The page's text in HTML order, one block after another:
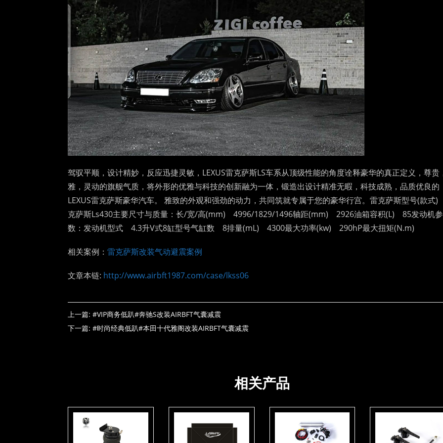
驾驭平顺，设计精妙，反应迅捷灵敏，LEXUS雷克萨斯LS车系从顶级性能的角度诠释豪华的真正定义，尊贵
雅，灵动的旗舰气质，将外形的优雅与科技的创新融为一体，锻造出设计精准无暇，科技成熟，品质优良的
LEXUS雷克萨斯豪华汽车。 雅致的外观和强劲的动力，共同筑就专属于您的豪华行宫。雷克萨斯型号(款式
克萨斯Ls430主要尺寸与质量：长/宽/高(mm) 4996/1829/1496轴距(mm) 2926油箱容积(L) 85发动机参
数：发动机型式 4.3升V式8缸型号气缸数 8排量(mL) 4300最大功率(kw) 290hP最大扭矩(N.m)
相关案例： 雷克萨斯改装气动避震案例
文章本链: http://www.airbft1987.com/case/lkss06
上一篇: #VIP商务低趴#奔驰S改装AIRBFT气囊减震
下一篇: #时尚经典低趴#本田十代雅阁改装AIRBFT气囊减震
相关产品